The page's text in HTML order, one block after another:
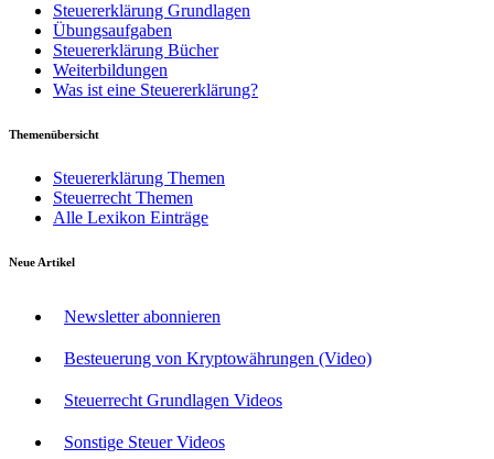
Steuererklärung Grundlagen
Übungsaufgaben
Steuererklärung Bücher
Weiterbildungen
Was ist eine Steuererklärung?
Themenübersicht
Steuererklärung Themen
Steuerrecht Themen
Alle Lexikon Einträge
Neue Artikel
Newsletter abonnieren
Besteuerung von Kryptowährungen (Video)
Steuerrecht Grundlagen Videos
Sonstige Steuer Videos